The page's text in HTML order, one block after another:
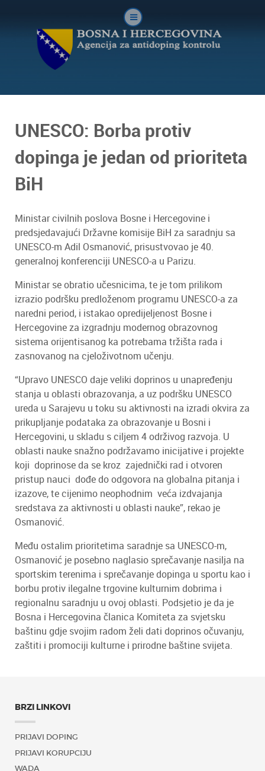
UNESCO: Borba protiv
dopinga je jedan od prioriteta
BiH
Ministar civilnih poslova Bosne i Hercegovine i
predsjedavajući Državne komisije BiH za saradnju sa
UNESCO-m Adil Osmanović, prisustvovao je 40.
generalnoj konferenciji UNESCO-a u Parizu.
Ministar se obratio učesnicima, te je tom prilikom
izrazio podršku predloženom programu UNESCO-a za
naredni period, i istakao opredijeljenost Bosne i
Hercegovine za izgradnju modernog obrazovnog
sistema orijentisanog ka potrebama tržišta rada i
zasnovanog na cjeloživotnom učenju.
“Upravo UNESCO daje veliki doprinos u unapređenju
stanja u oblasti obrazovanja, a uz podršku UNESCO
ureda u Sarajevu u toku su aktivnosti na izradi okvira za
prikupljanje podataka za obrazovanje u Bosni i
Hercegovini, u skladu s ciljem 4 održivog razvoja. U
oblasti nauke snažno podržavamo inicijative i projekte
koji doprinose da se kroz zajednički rad i otvoren
pristup nauci dođe do odgovora na globalna pitanja i
izazove, te cijenimo neophodnim veća izdvajanja
sredstava za aktivnosti u oblasti nauke”, rekao je
Osmanović.
Među ostalim prioritetima saradnje sa UNESCO-m,
Osmanović je posebno naglasio sprečavanje nasilja na
sportskim terenima i sprečavanje dopinga u sportu kao i
borbu protiv ilegalne trgovine kulturnim dobrima i
regionalnu saradnju u ovoj oblasti. Podsjetio je da je
Bosna i Hercegovina članica Komiteta za svjetsku
baštinu gdje svojim radom želi dati doprinos očuvanju,
zaštiti i promociji kulturne i prirodne baštine svijeta.
BRZI LINKOVI
PRIJAVI DOPING
PRIJAVI KORUPCIJU
WADA